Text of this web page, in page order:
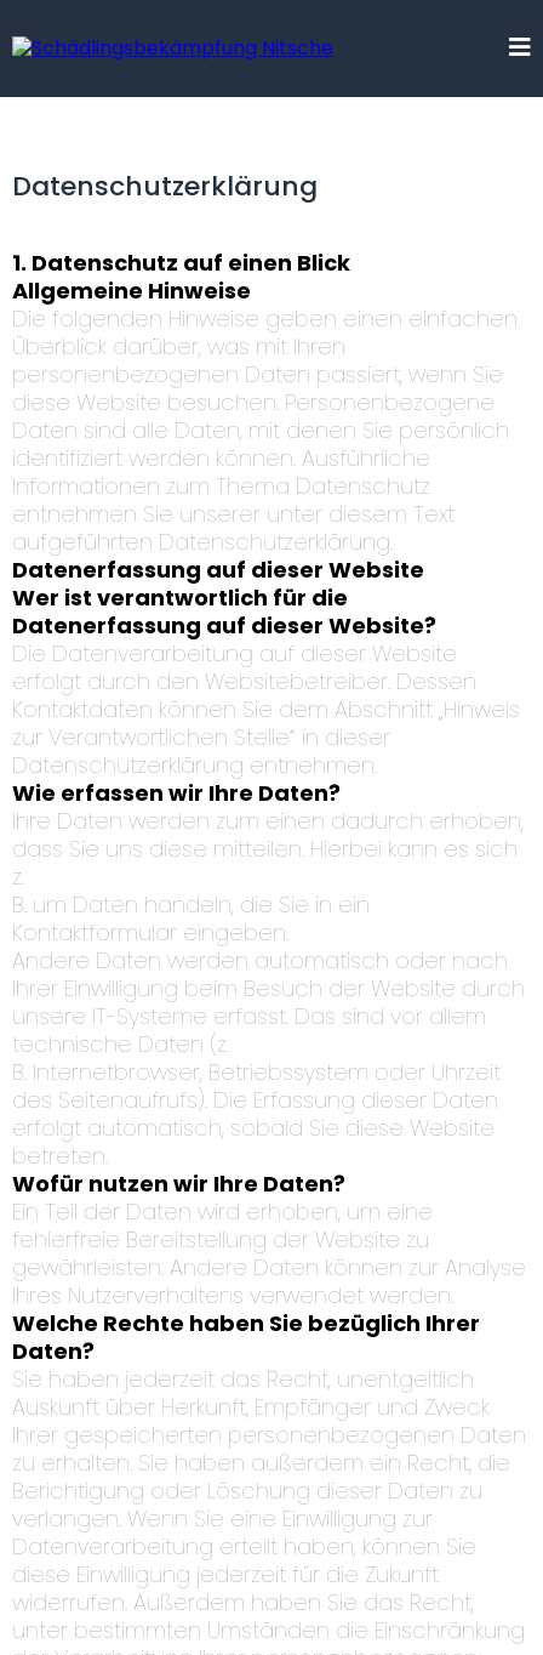
Datenschutz­erklärung
1. Datenschutz auf einen Blick
Allgemeine Hinweise
Die folgenden Hinweise geben einen einfachen
Überblick darüber, was mit Ihren
personenbezogenen Daten passiert, wenn Sie
diese Website besuchen. Personenbezogene
Daten sind alle Daten, mit denen Sie persönlich
identifiziert werden können. Ausführliche
Informationen zum Thema Datenschutz
entnehmen Sie unserer unter diesem Text
aufgeführten Datenschutzerklärung.
Datenerfassung auf dieser Website
Wer ist verantwortlich für die
Datenerfassung auf dieser Website?
Die Datenverarbeitung auf dieser Website
erfolgt durch den Websitebetreiber. Dessen
Kontaktdaten können Sie dem Abschnitt „Hinweis
zur Verantwortlichen Stelle“ in dieser
Datenschutzerklärung entnehmen.
Wie erfassen wir Ihre Daten?
Ihre Daten werden zum einen dadurch erhoben,
dass Sie uns diese mitteilen. Hierbei kann es sich
z.
B. um Daten handeln, die Sie in ein
Kontaktformular eingeben.
Andere Daten werden automatisch oder nach
Ihrer Einwilligung beim Besuch der Website durch
unsere IT-Systeme erfasst. Das sind vor allem
technische Daten (z.
B. Internetbrowser, Betriebssystem oder Uhrzeit
des Seitenaufrufs). Die Erfassung dieser Daten
erfolgt automatisch, sobald Sie diese Website
betreten.
Wofür nutzen wir Ihre Daten?
Ein Teil der Daten wird erhoben, um eine
fehlerfreie Bereitstellung der Website zu
gewährleisten. Andere Daten können zur Analyse
Ihres Nutzerverhaltens verwendet werden.
Welche Rechte haben Sie bezüglich Ihrer
Daten?
Sie haben jederzeit das Recht, unentgeltlich
Auskunft über Herkunft, Empfänger und Zweck
Ihrer gespeicherten personenbezogenen Daten
zu erhalten. Sie haben außerdem ein Recht, die
Berichtigung oder Löschung dieser Daten zu
verlangen. Wenn Sie eine Einwilligung zur
Datenverarbeitung erteilt haben, können Sie
diese Einwilligung jederzeit für die Zukunft
widerrufen. Außerdem haben Sie das Recht,
unter bestimmten Umständen die Einschränkung